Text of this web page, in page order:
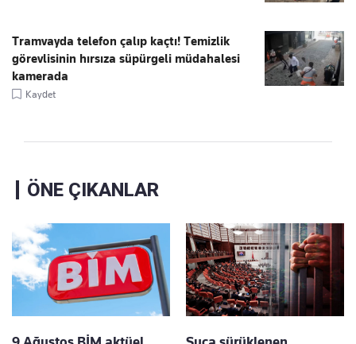
Tramvayda telefon çalıp kaçtı! Temizlik
görevlisinin hırsıza süpürgeli müdahalesi
kamerada
Kaydet
ÖNE ÇIKANLAR